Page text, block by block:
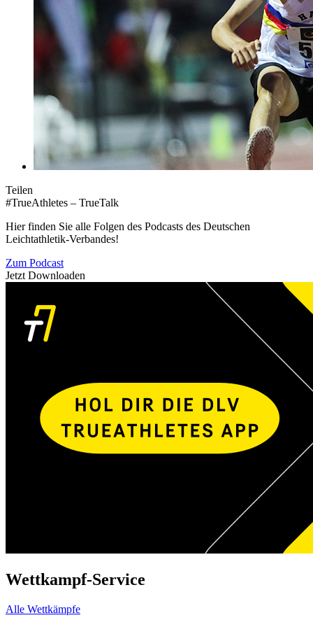
Teilen
#TrueAthletes – TrueTalk
Hier finden Sie alle Folgen des Podcasts des Deutschen
Leichtathletik-Verbandes!
Zum Podcast
Jetzt Downloaden
Wettkampf-Service
Alle Wettkämpfe